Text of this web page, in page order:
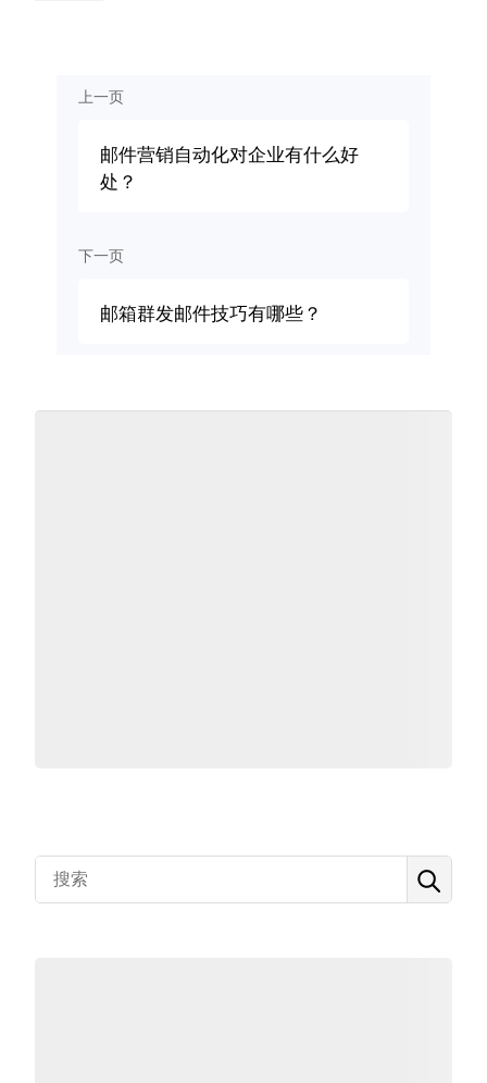
上一页
邮件营销自动化对企业有什么好
处？
下一页
邮箱群发邮件技巧有哪些？